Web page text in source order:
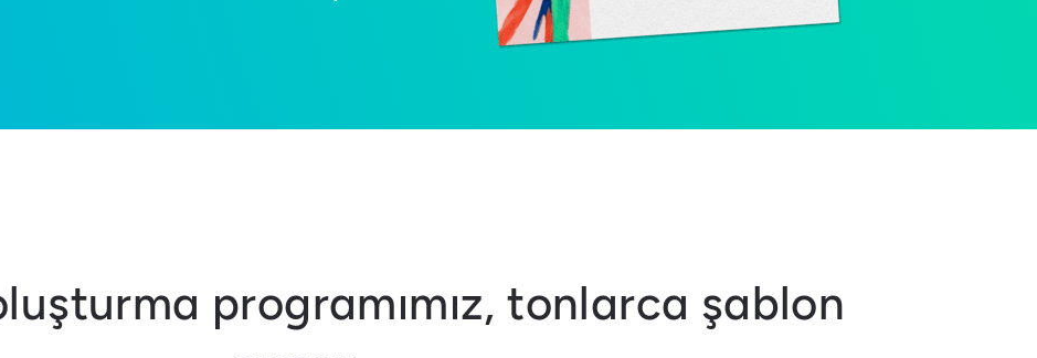
programımız, tonlarca şablon